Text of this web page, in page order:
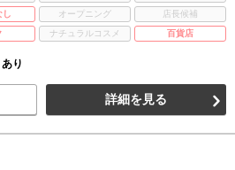
し オープニング
店長候補
ナチュラルコスメ 百貨店
り
詳細を見る